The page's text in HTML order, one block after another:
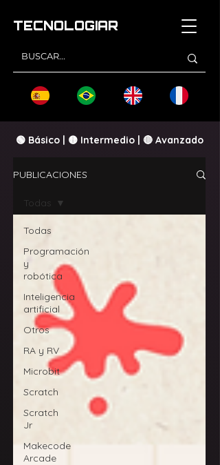
TECNOLOGIAR
🟢 Básico | 🟡 Intermedio | 🔴 Avanzado
PUBLICACIONES
Todas
Programación
y
robótica
Inteligencia
artificial
Otros
RA y RV
Microbit
Scratch
Scratch
Jr
Makecode
Arcade
Todas